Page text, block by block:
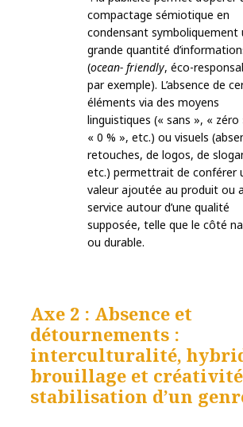
compactage sémiotique en
condensant symboliquement
grande quantité
(ocean- friendly, éco-
par exemple). L’absence de
éléments via des moyens
linguistiques (« sans », « zéro
« 0 % », etc.) ou visuels
retouches, de logos, de
etc.) permettrait de conférer
valeur ajoutée au produit ou
service autour d’une qualité
supposée, telle que le côté
ou durable.
Axe 2 : Absence et
détournements :
interculturalité,
brouillage et
stabilisation d’un